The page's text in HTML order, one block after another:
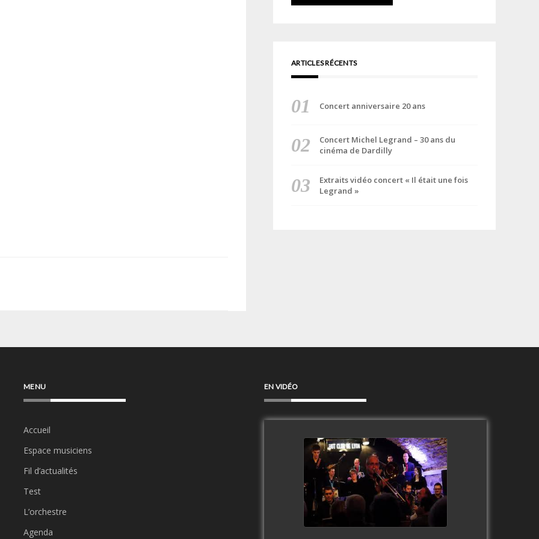
ARTICLES RÉCENTS
Concert anniversaire 20 ans
Concert Michel Legrand – 30 ans du
cinéma de Dardilly
Extraits vidéo concert « Il était une fois
Legrand »
MENU
Accueil
Espace musiciens
Fil d’actualités
Test
L’orchestre
Agenda
EN VIDÉO
Clip Only Big Band 2019
watch video